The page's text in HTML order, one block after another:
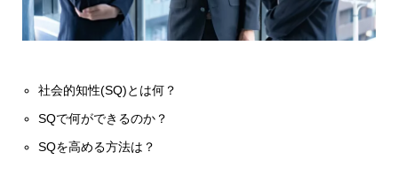
社会的知性(SQ)とは何？
SQで何ができるのか？
SQを高める方法は？